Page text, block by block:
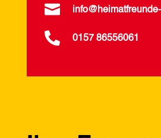

 0157 86556061